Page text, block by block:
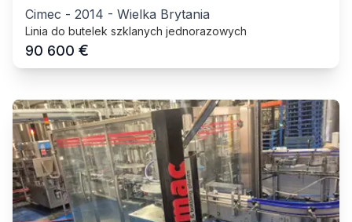
Cimec - 2014 - Wielka Brytania
Linia do butelek szklanych jednorazowych
90 600 €